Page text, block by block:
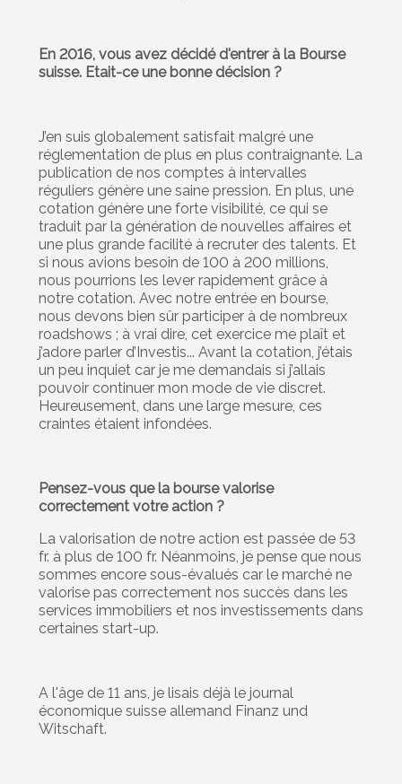
En 2016, vous avez décidé d'entrer à la Bourse
suisse. Etait-ce une bonne décision ?
J’en suis globalement satisfait malgré une
réglementation de plus en plus contraignante. La
publication de nos comptes à intervalles
réguliers génère une saine pression. En plus, une
cotation génère une forte visibilité, ce qui se
traduit par la génération de nouvelles affaires et
une plus grande facilité à recruter des talents. Et
si nous avions besoin de 100 à 200 millions,
nous pourrions les lever rapidement grâce à
notre cotation. Avec notre entrée en bourse,
nous devons bien sûr participer à de nombreux
roadshows ; à vrai dire, cet exercice me plaît et
j’adore parler d’Investis... Avant la cotation, j’étais
un peu inquiet car je me demandais si j’allais
pouvoir continuer mon mode de vie discret.
Heureusement, dans une large mesure, ces
craintes étaient infondées.
Pensez-vous que la bourse valorise
correctement votre action ?
La valorisation de notre action est passée de 53
fr. à plus de 100 fr. Néanmoins, je pense que nous
sommes encore sous-évalués car le marché ne
valorise pas correctement nos succès dans les
services immobiliers et nos investissements dans
certaines start-up.
A l'âge de 11 ans, je lisais déjà le journal
économique suisse allemand Finanz und
Witschaft.